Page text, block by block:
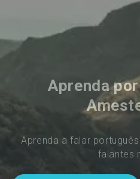
Aprenda
Aprenda a falar
falantes